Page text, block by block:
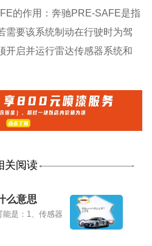
的作用：奔驰PRE-SAFE是指
需要该系统制动在行驶时为驾
开启并运行雷达传感器系统和
关阅读
么意思
能是：1、传感器